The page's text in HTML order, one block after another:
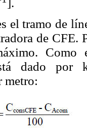
].
el tramo de
de CFE.
dado por
metro: